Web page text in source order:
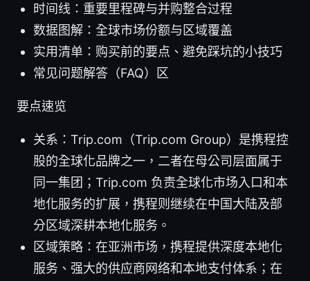
时间线：重要里程碑与并购整合过程
数据图解：全球市场份额与区域覆盖
实用清单：购买前的要点、避免踩坑的小技巧
常见问题解答（FAQ）区
要点速览
关系：Trip.com（Trip.com Group）是携程控
股的全球化品牌之一，二者在母公司层面属于
同一集团；Trip.com 负责全球化市场入口和本
地化服务的扩展，携程则继续在中国大陆及部
分区域深耕本地化服务。
区域策略：在亚洲市场，携程提供深度本地化
服务、强大的供应商网络和本地支付体系；在